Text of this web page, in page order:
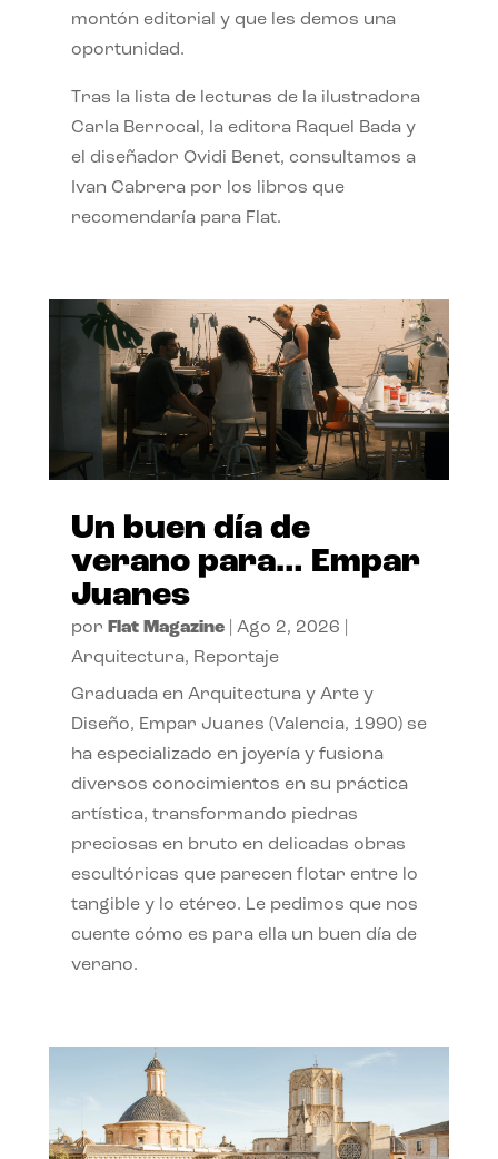
montón editorial y que les demos una
oportunidad.
Tras la lista de lecturas de la ilustradora
Carla Berrocal, la editora Raquel Bada y
el diseñador Ovidi Benet, consultamos a
Ivan Cabrera por los libros que
recomendaría para Flat.
Un buen día de
verano para… Empar
Juanes
por Flat Magazine| Ago 2, 2026
Arquitectura, Reportaje
Graduada en Arquitectura y Arte y
Diseño, Empar Juanes (Valencia, 1990) se
ha especializado en joyería y fusiona
diversos conocimientos en su práctica
artística, transformando piedras
preciosas en bruto en delicadas obras
escultóricas que parecen flotar entre lo
tangible y lo etéreo. Le pedimos que nos
cuente cómo es para ella un buen día de
verano.